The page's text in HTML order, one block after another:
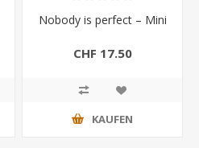
Nobody is perfect – Mini
CHF 17.50
KAUFEN